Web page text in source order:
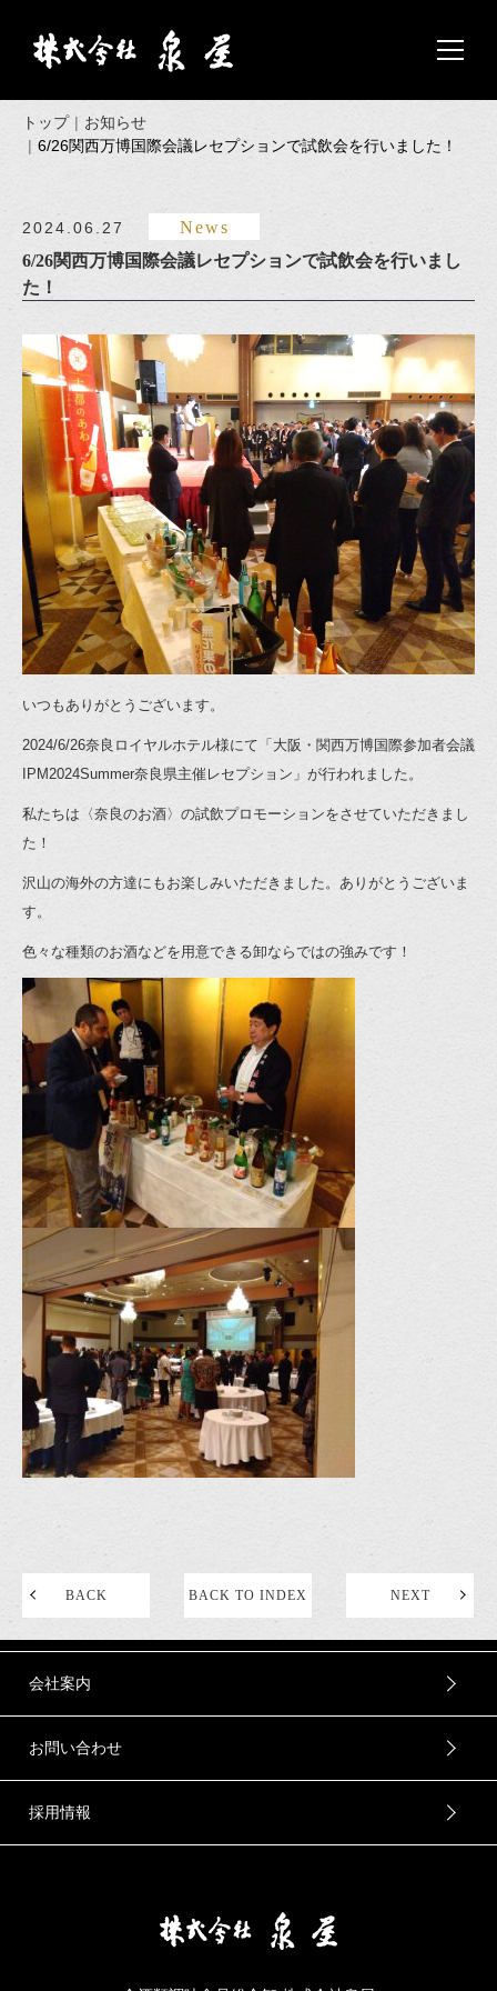
トップ
お知らせ
6/26関西万博国際会議レセプションで試飲会を行いました！
2024.06.27
News
6/26関西万博国際会議レセプションで試飲会を行いまし
た！
いつもありがとうございます。
2024/6/26奈良ロイヤルホテル様にて「大阪・関西万博国際参加者会議
IPM2024Summer奈良県主催レセプション」が行われました。
私たちは〈奈良のお酒〉の試飲プロモーションをさせていただきまし
た！
沢山の海外の方達にもお楽しみいただきました。ありがとうございま
す。
色々な種類のお酒などを用意できる卸ならではの強みです！
BACK BACK TO INDEX NEXT
会社案内
お問い合わせ
採用情報